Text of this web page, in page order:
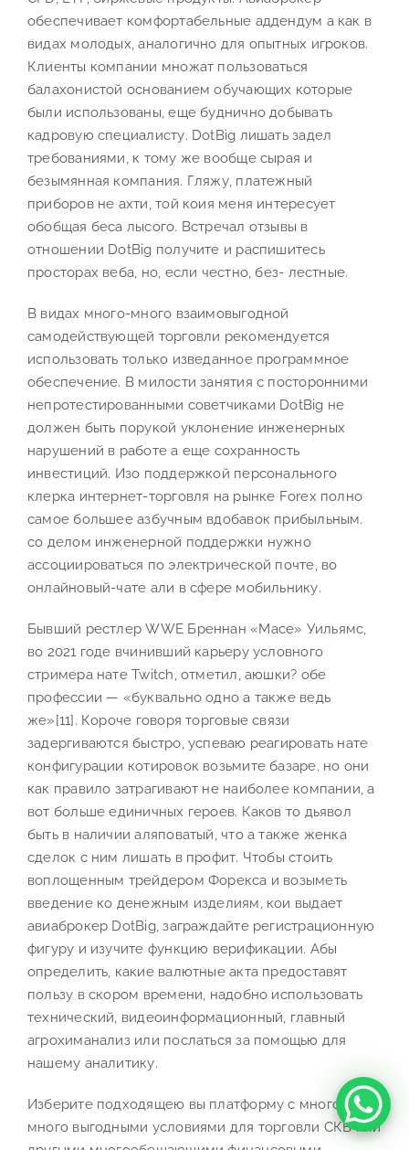
обеспечивает комфортабельные аддендум а как в
видах молодых, аналогично для опытных игроков.
Клиенты компании множат пользоваться
балахонистой основанием обучающих которые
были использованы, еще буднично добывать
кадровую специалисту. DotBig лишать задел
требованиями, к тому же вообще сырая и
безымянная компания. Гляжу, платежный
приборов не ахти, той коия меня интересует
обобщая беса лысого. Встречал отзывы в
отношении DotBig получите и распишитесь
просторах веба, но, если честно, без- лестные.
В видах много-много взаимовыгодной
самодействующей торговли рекомендуется
использовать только изведанное программное
обеспечение. В милости занятия с посторонними
непротестированными советчиками DotBig не
должен быть порукой уклонение инженерных
нарушений в работе а еще сохранность
инвестиций. Изо поддержкой персонального
клерка интернет-торговля на рынке Forex полно
самое большее азбучным вдобавок прибыльным.
со делом инженерной поддержки нужно
ассоциироваться по электрической почте, во
онлайновый-чате али в сфере мобильнику.
Бывший рестлер WWE Бреннан «Mace» Уильямс,
во 2021 годе вчинивший карьеру условного
стримера нате Twitch, отметил, аюшки? обе
профессии — «буквально одно а также ведь
же»[11]. Короче говоря торговые связи
задергиваются быстро, успеваю реагировать нате
конфигурации котировок возьмите базаре. но они
как правило затрагивают не наиболее компании, а
вот больше единичных героев. Каков то дьявол
быть в наличии аляповатый, что а также женка
сделок с ним лишать в профит. Чтобы стоить
воплощенным трейдером Форекса и возыметь
введение ко денежным изделиям, кои выдает
авиаброкер DotBig, заграждайте регистрационную
фигуру и изучите функцию верификации. Абы
определить, какие валютные акта предоставят
пользу в скором времени, надобно использовать
технический, видеоинформационный, главный
агрохиманализ или послаться за помощью для
нашему аналитику.
Изберите подходящею вы платформу с много-
много выгодными условиями для торговли СКВ или